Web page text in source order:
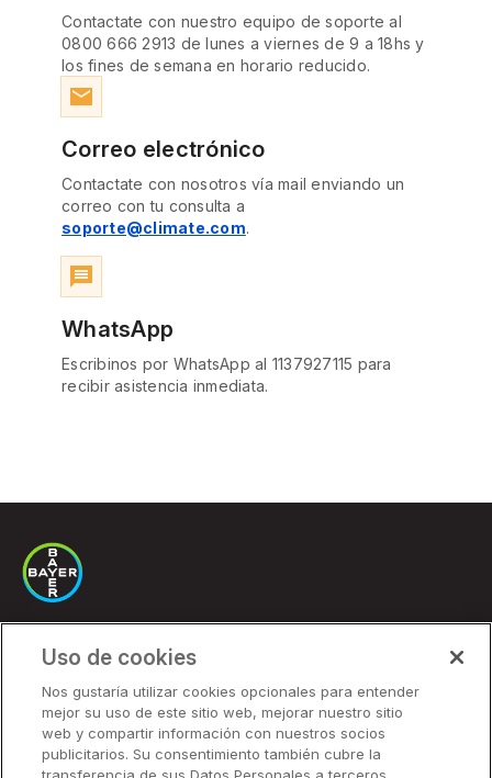
Contactate con nuestro equipo de soporte al
0800 666 2913 de lunes a viernes de 9 a 18hs y
los fines de semana en horario reducido.
email
Correo electrónico
Contactate con nosotros vía mail enviando un
correo con tu consulta a
soporte@climate.com.
message
WhatsApp
Escribinos por WhatsApp al 1137927115 para
recibir asistencia inmediata.
Soluciones
Precios
Socios
Uso de cookies
Nos gustaría utilizar cookies opcionales para entender
mejor su uso de este sitio web, mejorar nuestro sitio
web y compartir información con nuestros socios
publicitarios. Su consentimiento también cubre la